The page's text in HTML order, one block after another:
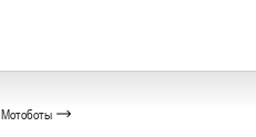
Мотоботы